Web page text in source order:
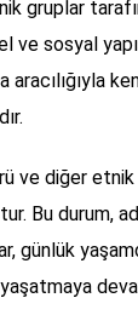
gruplar
ve sosyal
aracılığıyla
ve diğer
Bu durum,
günlük